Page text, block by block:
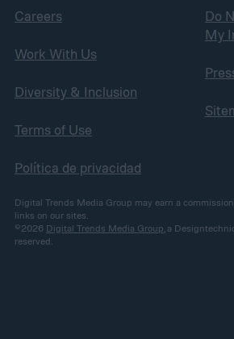
Careers
Work With Us
Diversity & Inclusion
Terms of Use
Política de privacidad
Do
My
Digital Trends Media Group may earn a
links on our sites.
©2026 Digital Trends Media Group , a
reserved.